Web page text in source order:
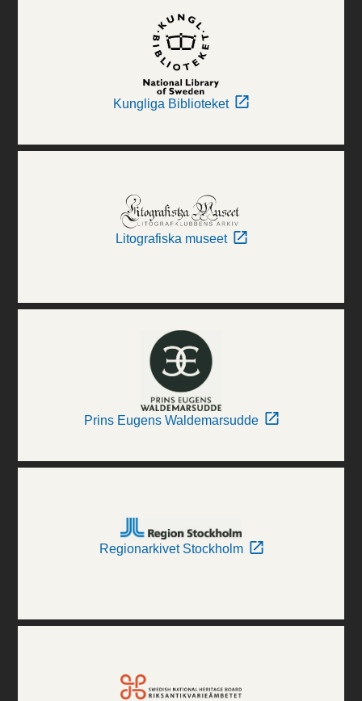
Kungliga Biblioteket
Litografiska museet
Prins Eugens Waldemarsudde
Regionarkivet Stockholm